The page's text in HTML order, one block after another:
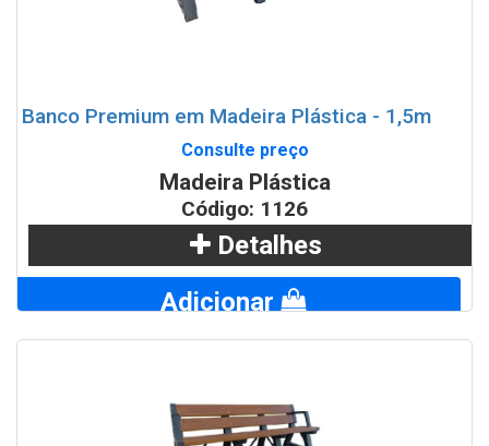
Banco Premium em Madeira Plástica - 1,5m
Consulte preço
Madeira Plástica
Código: 1126
Detalhes
Adicionar